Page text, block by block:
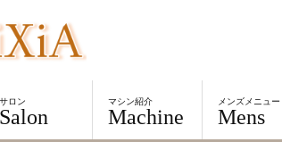
サロン
Salon
マシン紹介
Machine
メンズメニュー
Mens